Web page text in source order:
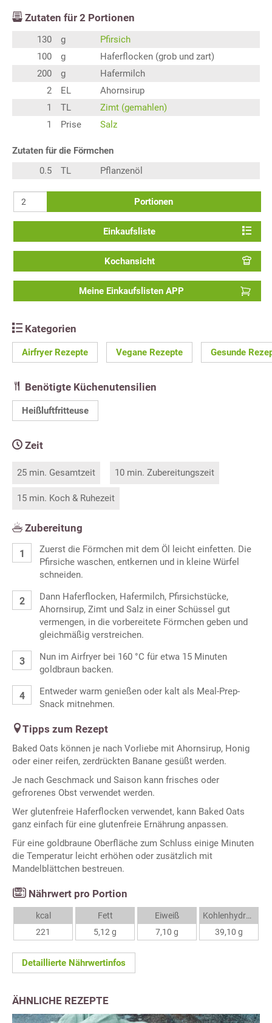
Zutaten für 2 Portionen
130 g
Pfirsich
100
g
Haferflocken (grob und zart)
200
g
Hafermilch
2
EL
Ahornsirup
1
TL
Zimt (gemahlen)
1
Prise Salz
Zutaten für die Förmchen
0.5
TL Pflanzenöl
Portionen
Einkaufsliste
Kochansicht
Meine Einkaufslisten APP
Kategorien
Airfryer Rezepte Vegane Rezepte Gesunde
Benötigte Küchenutensilien
Heißluftfritteuse
Zeit
25 min. Gesamtzeit 10 min. Zubereitungszeit
15 min. Koch & Ruhezeit
Zubereitung
Zuerst die Förmchen mit dem Öl leicht einfetten. Die
Pfirsiche waschen, entkernen und in kleine Würfel
schneiden.
Dann Haferflocken, Hafermilch, Pfirsichstücke,
Ahornsirup, Zimt und Salz in einer Schüssel gut
vermengen, in die vorbereitete Förmchen geben und
gleichmäßig verstreichen.
Nun im Airfryer bei 160 °C für etwa 15 Minuten
goldbraun backen.
Entweder warm genießen oder kalt als Meal-Prep-
Snack mitnehmen.
Tipps zum Rezept
Baked Oats können je nach Vorliebe mit Ahornsirup, Honig
oder einer reifen, zerdrückten Banane gesüßt werden.
Je nach Geschmack und Saison kann frisches oder
gefrorenes Obst verwendet werden.
Wer glutenfreie Haferflocken verwendet, kann Baked Oats
ganz einfach für eine glutenfreie Ernährung anpassen.
Für eine goldbraune Oberfläche zum Schluss einige Minuten
die Temperatur leicht erhöhen oder zusätzlich mit
Mandelblättchen bestreuen.
Nährwert pro Portion
kcal
221
Fett
5,12 g
Eiweiß
7,10 g
Kohlenhydrate
39,10 g
Detaillierte Nährwertinfos
ÄHNLICHE REZEPTE